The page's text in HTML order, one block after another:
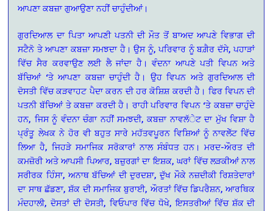
ਆਪਣਾ ਕਬਜ਼ਾ ਗੁਆਉਣਾ ਨਹੀਂ ਚਾਹੁੰਦੀਆਂ।
ਗੁਰਦਿਆਲ ਦਾ ਪਿਤਾ ਆਪਣੀ ਪਤਨੀ ਦੀ ਮੌਤ ਤੋਂ ਬਾਅਦ ਆਪਣੇ ਵਿਭਾਗ ਦੀ
ਸਟੈਨੋ ਤੇ ਆਪਣਾ ਕਬਜ਼ਾ ਸਮਝਦਾ ਹੈ। ਉਸ ਨੂੰ, ਪਰਿਵਾਰ ਨੂੰ ਬਗ਼ੈਰ ਦੱਸੇ, ਪਹਾੜਾਂ
ਵਿੱਚ ਸੈਰ ਕਰਵਾਉਣ ਲਈ ਲੈ ਜਾਂਦਾ ਹੈ। ਵੰਦਨਾ ਆਪਣੇ ਪਤੀ ਵਿਪਨ ਅਤੇ
ਬੱਚਿਆਂ ‘ਤੇ ਆਪਣਾ ਕਬਜ਼ਾ ਚਾਹੁੰਦੀ ਹੈ। ਉਹ ਵਿਪਨ ਅਤੇ ਗੁਰਦਿਆਲ ਦੀ
ਦੋਸਤੀ ਵਿੱਚ ਕੜਵਾਹਟ ਪੈਦਾ ਕਰਨ ਦੀ ਹਰ ਕੋਸ਼ਿਸ਼ ਕਰਦੀ ਹੈ। ਫਿਰ ਵਿਪਨ ਦੀ
ਪਤਨੀ ਬੱਚਿਆਂ ਤੇ ਕਬਜ਼ਾ ਕਰਦੀ ਹੈ। ਰਾਹੀ ਪਰਿਵਾਰ ਵਿਪਨ ‘ਤੇ ਕਬਜ਼ਾ ਚਾਹੁੰਦੇ
ਹਨ, ਜਿਸ ਨੂੰ ਵੰਦਨਾ ਚੰਗਾ ਨਹੀਂ ਸਮਝਦੀ, ਕਬਜ਼ਾ ਨਾਵਲੱੇਟ ਦਾ ਮੁੱਖ ਵਿਸ਼ਾ ਹੈ
ਪ੍ਰੰਤੂ ਲੇਖਕ ਨੇ ਹੋਰ ਵੀ ਬਹੁਤ ਸਾਰੇ ਮਹੱਤਵਪੂਰਨ ਵਿਸ਼ਿਆਂ ਨੂੰ ਨਾਵਲੇੱਟ ਵਿੱਚ
ਲਿਆ ਹੈ, ਜਿਹੜੇ ਸਮਾਜਿਕ ਸਰੋਕਾਰਾਂ ਨਾਲ ਸੰਬੰਧਤ ਹਨ। ਮਰਦ-ਔਰਤ ਦੀ
ਕਮਜ਼ੋਰੀ ਅਤੇ ਆਪਸੀ ਪਿਆਰ, ਬਜ਼ੁਰਗਾਂ ਦਾ ਇਸ਼ਕ, ਘਰਾਂ ਵਿੱਚ ਲੜਕੀਆਂ ਨਾਲ
ਸਰੀਰਕ ਹਿੰਸਾ, ਅਨਾਥ ਬੱਚਿਆਂ ਦੀ ਦੁਰਦਸ਼ਾ, ਦੁੱਖ ਮੌਕੇ ਨਜ਼ਦੀਕੀ ਰਿਸ਼ਤੇਦਾਰਾਂ
ਦਾ ਸਾਥ ਛੱਡਣਾ, ਸ਼ੱਕ ਦੀ ਸਮਾਜਿਕ ਬੁਰਾਈ, ਔਰਤਾਂ ਵਿੱਚ ਡਿਪਰੈਸ਼ਨ, ਆਰਥਿਕ
ਮੰਦਹਾਲੀ, ਦੋਸਤਾਂ ਦੀ ਦੋਸਤੀ, ਵਿਓਪਾਰ ਵਿੱਚ ਧੋਖੇ, ਇਸਤਰੀਆਂ ਵਿੱਚ ਸ਼ੱਕ ਦੀ